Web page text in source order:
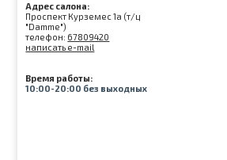
Адрес салона:
Проспект Курземес 1а (т/ц
"Damme")
телефон: 67809420
написать e-mail
Время работы:
10:00-20:00 без выходных